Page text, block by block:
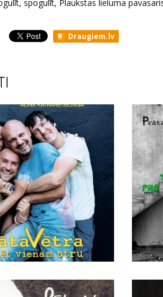
spogulīt, Plaukstas lieluma
Draugiem.lv